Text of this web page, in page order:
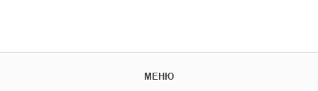
МЕНЮ